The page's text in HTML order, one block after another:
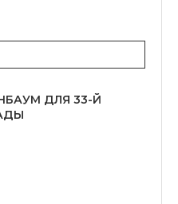
ДЛЯ 33-Й